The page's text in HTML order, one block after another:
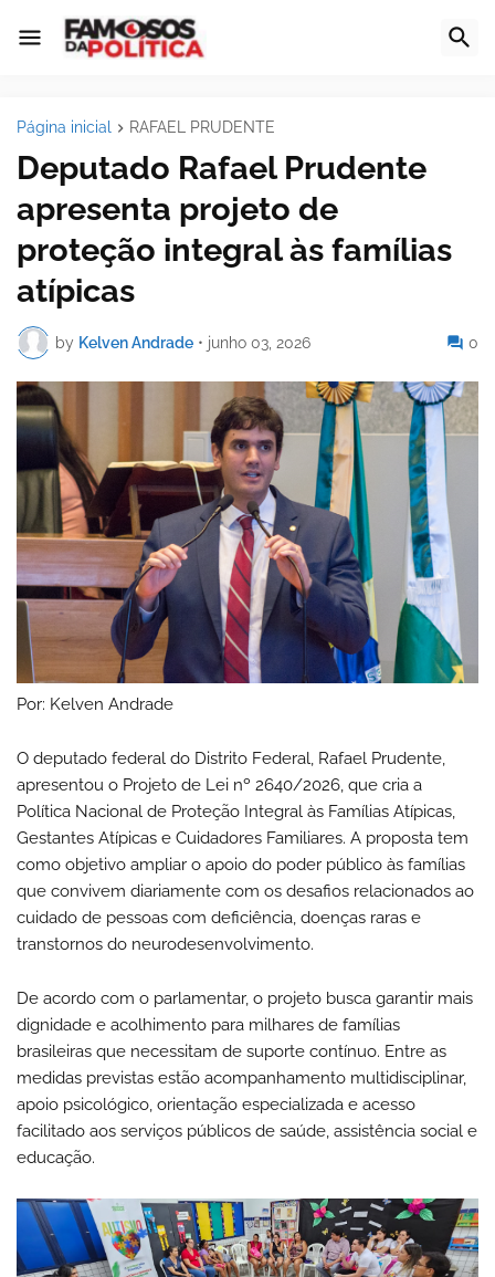
Página inicial RAFAEL PRUDENTE
Deputado Rafael Prudente
apresenta projeto de
proteção integral às famílias
atípicas
by Kelven Andrade • junho 03, 2026 0
Por: Kelven Andrade
O deputado federal do Distrito Federal, Rafael Prudente,
apresentou o Projeto de Lei nº 2640/2026, que cria a
Política Nacional de Proteção Integral às Famílias Atípicas,
Gestantes Atípicas e Cuidadores Familiares. A proposta tem
como objetivo ampliar o apoio do poder público às famílias
que convivem diariamente com os desafios relacionados ao
cuidado de pessoas com deficiência, doenças raras e
transtornos do neurodesenvolvimento.
De acordo com o parlamentar, o projeto busca garantir mais
dignidade e acolhimento para milhares de famílias
brasileiras que necessitam de suporte contínuo. Entre as
medidas previstas estão acompanhamento multidisciplinar,
apoio psicológico, orientação especializada e acesso
facilitado aos serviços públicos de saúde, assistência social e
educação.